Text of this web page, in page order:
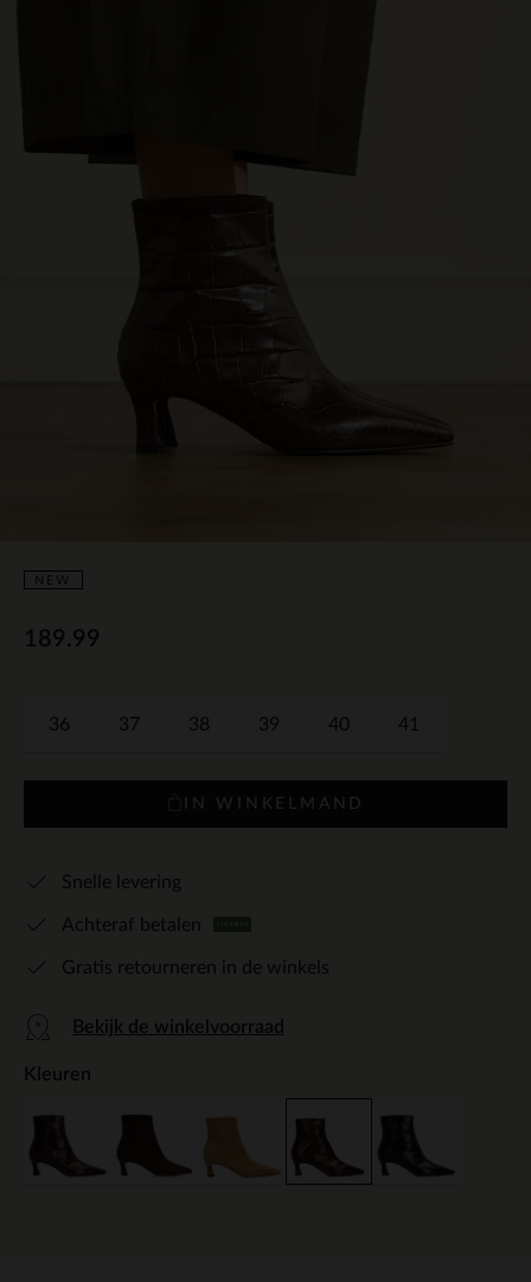
NEW
189.99
36 37 38 39 40 41
IN WINKELMAND
Snelle levering
Achteraf betalen
Gratis retourneren in de winkels
Bekijk de winkelvoorraad
Kleuren